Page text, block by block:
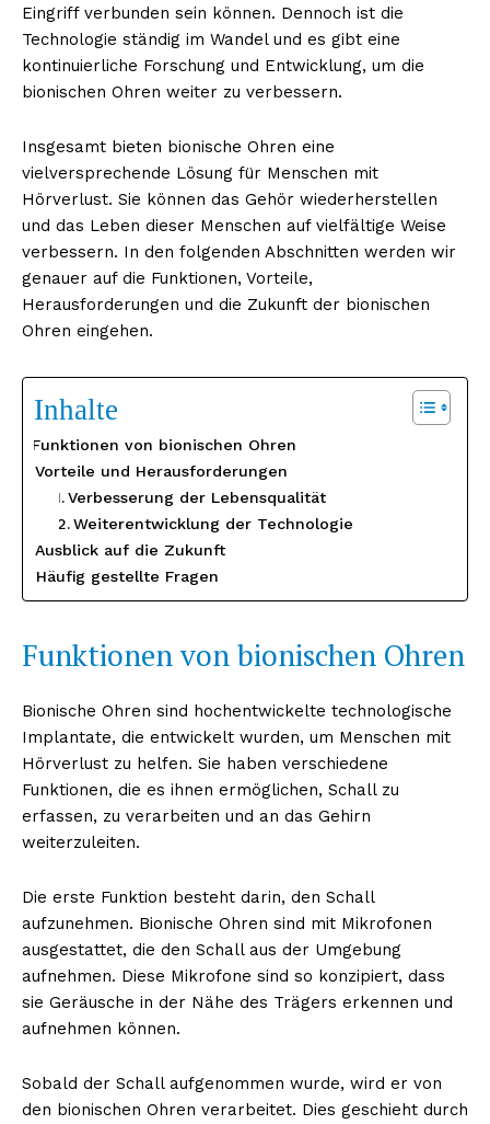
Eingriff verbunden sein können. Dennoch ist die
Technologie ständig im Wandel und es gibt eine
kontinuierliche Forschung und Entwicklung, um die
bionischen Ohren weiter zu verbessern.
Insgesamt bieten bionische Ohren eine
vielversprechende Lösung für Menschen mit
Hörverlust. Sie können das Gehör wiederherstellen
und das Leben dieser Menschen auf vielfältige Weise
verbessern. In den folgenden Abschnitten werden wir
genauer auf die Funktionen, Vorteile,
Herausforderungen und die Zukunft der bionischen
Ohren eingehen.
Inhalte
Funktionen von bionischen Ohren
Vorteile und Herausforderungen
Verbesserung der Lebensqualität
Weiterentwicklung der Technologie
Ausblick auf die Zukunft
Häufig gestellte Fragen
Funktionen von bionischen Ohren
Bionische Ohren sind hochentwickelte technologische
Implantate, die entwickelt wurden, um Menschen mit
Hörverlust zu helfen. Sie haben verschiedene
Funktionen, die es ihnen ermöglichen, Schall zu
erfassen, zu verarbeiten und an das Gehirn
weiterzuleiten.
Die erste Funktion besteht darin, den Schall
aufzunehmen. Bionische Ohren sind mit Mikrofonen
ausgestattet, die den Schall aus der Umgebung
aufnehmen. Diese Mikrofone sind so konzipiert, dass
sie Geräusche in der Nähe des Trägers erkennen und
aufnehmen können.
Sobald der Schall aufgenommen wurde, wird er von
den bionischen Ohren verarbeitet. Dies geschieht durch